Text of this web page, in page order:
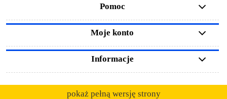
Pomoc
Moje konto
Informacje
pokaż pełną wersję strony